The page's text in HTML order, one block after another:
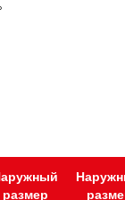
размер